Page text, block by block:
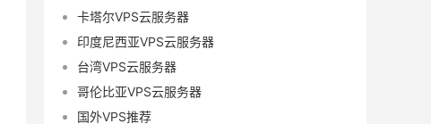
卡塔尔VPS云服务器
印度尼西亚VPS云服务器
台湾VPS云服务器
哥伦比亚VPS云服务器
国外VPS推荐